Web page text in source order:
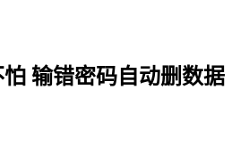
输错密码自动删数据